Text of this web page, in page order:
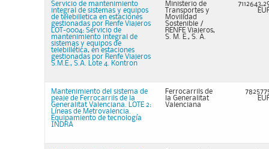
Servicio de mantenimiento
integral de sistemas y equipos
de telebilletica en estaciones
gestionadas por Renfe Viajeros
LOT-0004: Servicio de
mantenimiento integral de
sistemas y equipos de
telebillética, en estaciones
gestionadas por Renfe Viajeros
S.M.E., S.A. Lote 4. Kontron
Ministerio de
Transportes y
Movilidad
Sostenible /
RENFE Viajeros,
S. M. E., S. A.
Mantenimiento del sistema de
peaje de Ferrocarrils de la
Generalitat Valenciana. LOTE 2:
Líneas de Metrovalencia.
Equipamiento de tecnología
INDRA
Ferrocarrils de
la Generalitat
Valenciana